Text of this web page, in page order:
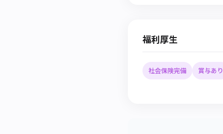
福利厚生
社会保険完備 賞与あり